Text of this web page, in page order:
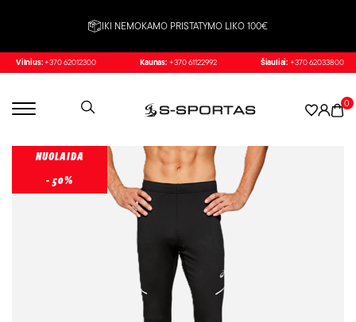
IKI NEMOKAMO PRISTATYMO LIKO 100€
Vilnius: +370 62012300 Kaunas: +370 61122992 Šiauliai: +370 62033800
0
NUOLAIDA
- 50%